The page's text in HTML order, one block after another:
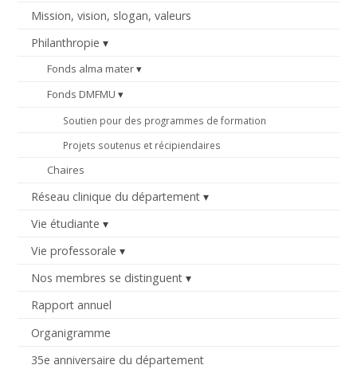
Mission, vision, slogan, valeurs
Philanthropie
Fonds alma mater
Fonds DMFMU
Soutien pour des programmes de formation
Projets soutenus et récipiendaires
Chaires
Réseau clinique du département
Vie étudiante
Vie professorale
Nos membres se distinguent
Rapport annuel
Organigramme
35e anniversaire du département